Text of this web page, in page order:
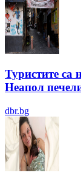
Туристите са
Неапол
dbr.bg